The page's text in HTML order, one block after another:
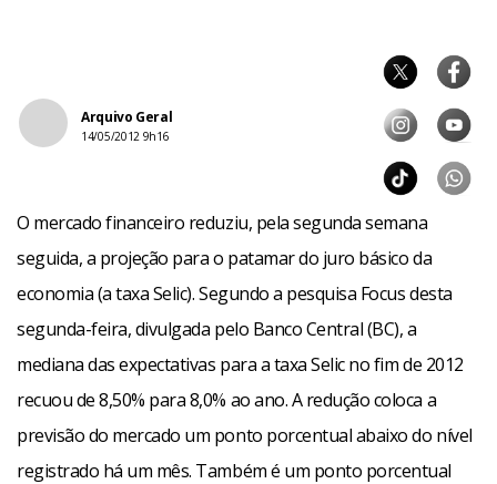
Arquivo Geral
14/05/2012 9h16
O mercado financeiro reduziu, pela segunda semana
seguida, a projeção para o patamar do juro básico da
economia (a taxa Selic). Segundo a pesquisa Focus desta
segunda-feira, divulgada pelo Banco Central (BC), a
mediana das expectativas para a taxa Selic no fim de 2012
recuou de 8,50% para 8,0% ao ano. A redução coloca a
previsão do mercado um ponto porcentual abaixo do nível
registrado há um mês. Também é um ponto porcentual